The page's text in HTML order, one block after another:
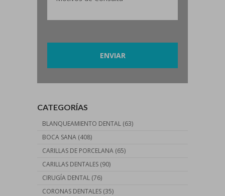
CATEGORÍAS
BLANQUEAMIENTO DENTAL (63)
BOCA SANA (408)
CARILLAS DE PORCELANA (65)
CARILLAS DENTALES (90)
CIRUGÍA DENTAL (76)
CORONAS DENTALES (35)